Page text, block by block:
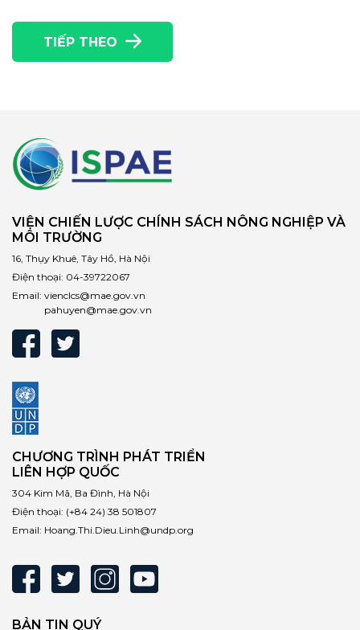
TIẾP THEO
VIỆN CHIẾN LƯỢC CHÍNH SÁCH NÔNG NGHIỆP VÀ
MÔI TRƯỜNG
16, Thụy Khuê, Tây Hồ, Hà Nội
Điện thoại: 04-39722067
Email: vienclcs@mae.gov.vn
pahuyen@mae.gov.vn
CHƯƠNG TRÌNH PHÁT TRIỂN
LIÊN HỢP QUỐC
304 Kim Mã, Ba Đình, Hà Nội
Điện thoại: (+84 24) 38 501807
Email: Hoang.Thi.Dieu.Linh@undp.org
BẢN TIN QUÝ